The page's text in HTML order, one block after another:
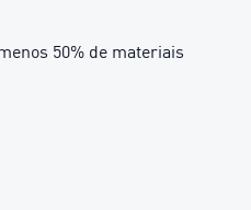
50% de materiais